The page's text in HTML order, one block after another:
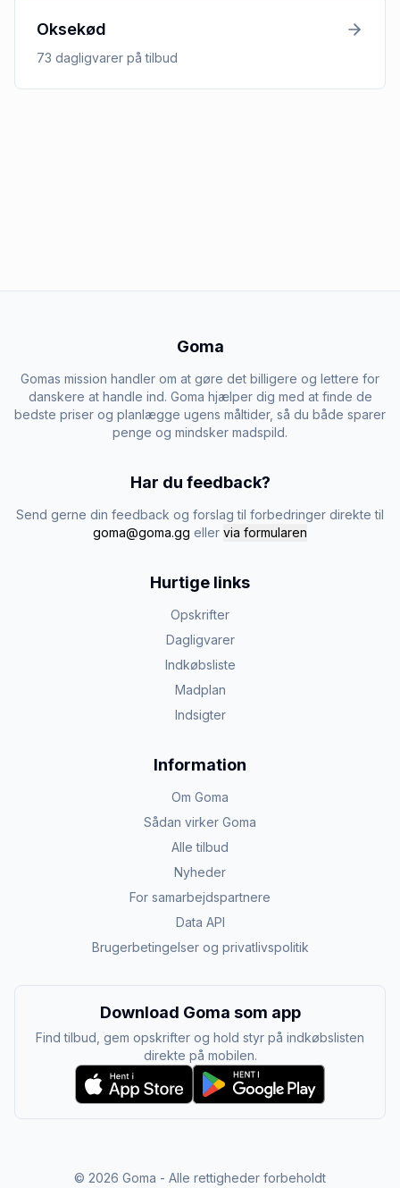
Oksekød
73 dagligvarer på tilbud
Goma
Gomas mission handler om at gøre det billigere og lettere for
danskere at handle ind. Goma hjælper dig med at finde de
bedste priser og planlægge ugens måltider, så du både sparer
penge og mindsker madspild.
Har du feedback?
Send gerne din feedback og forslag til forbedringer direkte til
goma@goma.gg eller via formularen
Hurtige links
Opskrifter
Dagligvarer
Indkøbsliste
Madplan
Indsigter
Information
Om Goma
Sådan virker Goma
Alle tilbud
Nyheder
For samarbejdspartnere
Data API
Brugerbetingelser og privatlivspolitik
Download Goma som app
Find tilbud, gem opskrifter og hold styr på indkøbslisten
direkte på mobilen.
© 2026 Goma - Alle rettigheder forbeholdt